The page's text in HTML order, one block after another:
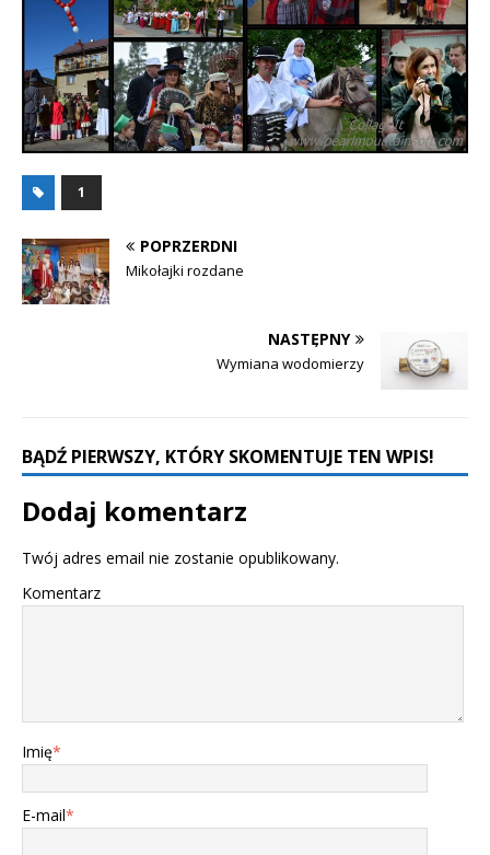
1
POPRZERDNI
Mikołajki rozdane
NASTĘPNY
Wymiana wodomierzy
BĄDŹ PIERWSZY, KTÓRY SKOMENTUJE TEN WPIS!
Dodaj komentarz
Twój adres email nie zostanie opublikowany.
Komentarz
Imię*
E-mail*